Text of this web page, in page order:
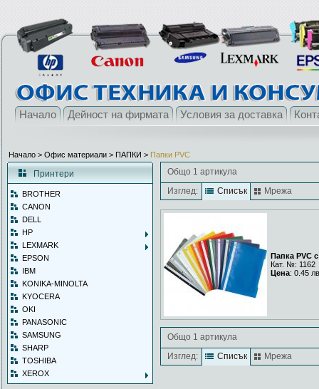
Начало Дейност на фирмата Условия за доставка
Начало > Офис материали > ПАПКИ > Папки PVC
Принтери
BROTHER
CANON
DELL
HP
LEXMARK
EPSON
IBM
KONIKA-MINOLTA
KYOCERA
OKI
PANASONIC
SAMSUNG
SHARP
TOSHIBA
XEROX
Общо 1 артикула
Изглед:
Списък Мрежа
Папка PVC
Кат. №: 1162
Цена: 0.45
Общо 1 артикула
Изглед:
Списък Мрежа